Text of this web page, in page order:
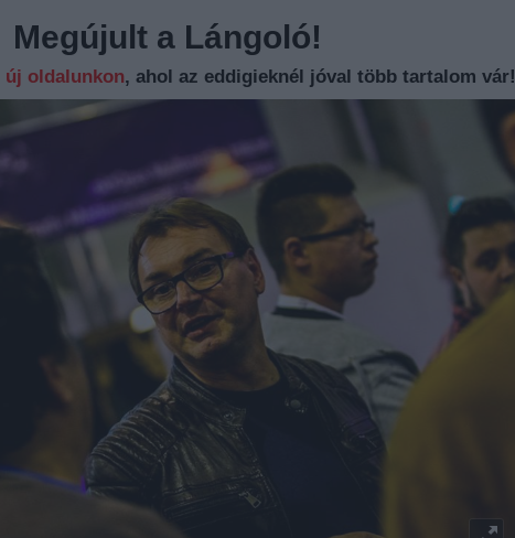
Megújult a Lángoló!
új oldalunkon, ahol az eddigieknél jóval több tartalom vár!